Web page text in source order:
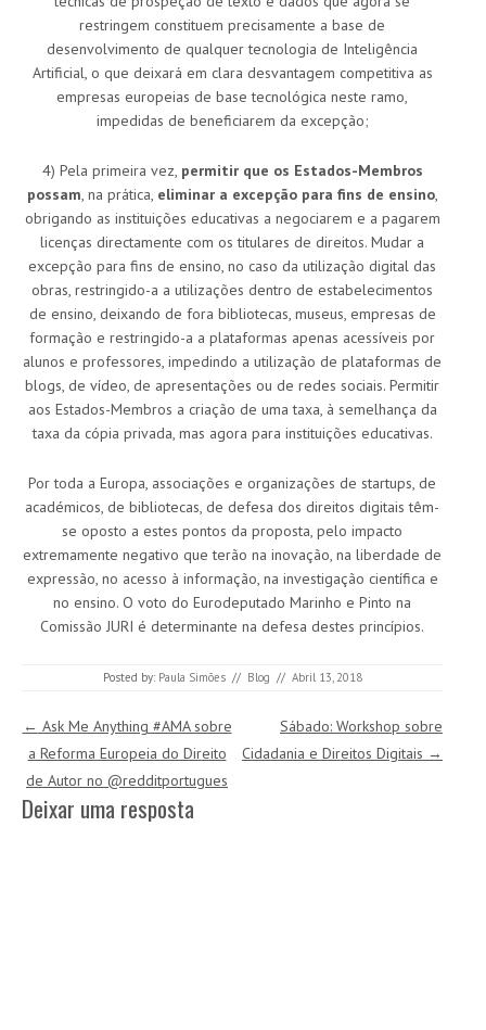
restringem constituem precisamente a base de
desenvolvimento de qualquer tecnologia de Inteligência
Artificial, o que deixará em clara desvantagem competitiva as
empresas europeias de base tecnológica neste ramo,
impedidas de beneficiarem da excepção;
4) Pela primeira vez, permitir que os Estados-Membros
possam, na prática, eliminar a excepção para fins de ensino,
obrigando as instituições educativas a negociarem e a pagarem
licenças directamente com os titulares de direitos. Mudar a
excepção para fins de ensino, no caso da utilização digital das
obras, restringido-a a utilizações dentro de estabelecimentos
de ensino, deixando de fora bibliotecas, museus, empresas de
formação e restringido-a a plataformas apenas acessíveis por
alunos e professores, impedindo a utilização de plataformas de
blogs, de vídeo, de apresentações ou de redes sociais. Permitir
aos Estados-Membros a criação de uma taxa, à semelhança da
taxa da cópia privada, mas agora para instituições educativas.
Por toda a Europa, associações e organizações de startups, de
académicos, de bibliotecas, de defesa dos direitos digitais têm-
se oposto a estes pontos da proposta, pelo impacto
extremamente negativo que terão na inovação, na liberdade de
expressão, no acesso à informação, na investigação científica e
no ensino. O voto do Eurodeputado Marinho e Pinto na
Comissão JURI é determinante na defesa destes princípios.
Posted by: Paula Simões // Blog // Abril 13, 2018
Post navigation
← Ask Me Anything #AMA sobre
a Reforma Europeia do Direito
de Autor no @redditportugues
Sábado: Workshop sobre
Cidadania e Direitos Digitais →
Deixar uma resposta